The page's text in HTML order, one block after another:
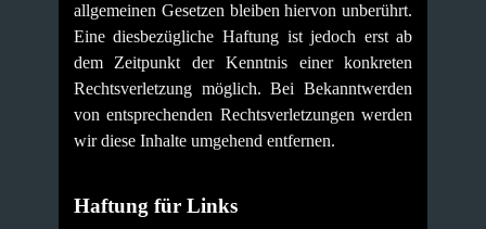
allgemeinen Gesetzen bleiben hiervon unberührt.
Eine diesbezügliche Haftung ist jedoch erst ab
dem Zeitpunkt der Kenntnis einer konkreten
Rechtsverletzung möglich. Bei Bekanntwerden
von entsprechenden Rechtsverletzungen werden
wir diese Inhalte umgehend entfernen.
Haftung für Links